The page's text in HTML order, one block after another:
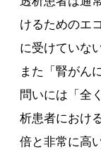
けるためのエ
に受けていな
また「腎がん
問いには「全
析患者におけ
倍と非常に高